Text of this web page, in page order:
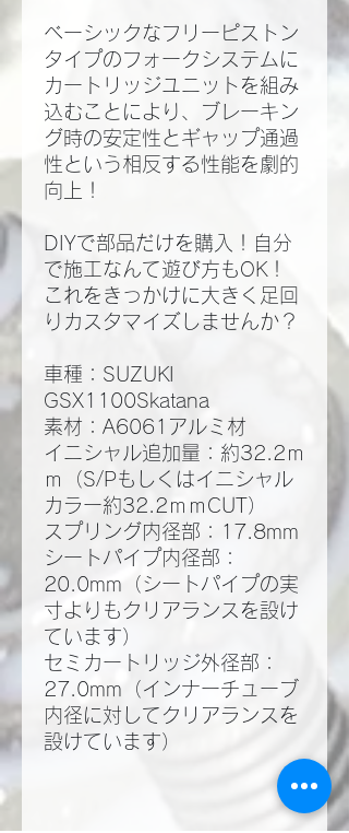
ベーシックなフリーピストン
タイプのフォークシステムに
カートリッジユニットを組み
込むことにより、ブレーキン
グ時の安定性とギャップ通過
性という相反する性能を劇的
向上！
DIYで部品だけを購入！自分
で施工なんて遊び方もOK！
これをきっかけに大きく足回
りカスタマイズしませんか？
車種：SUZUKI
GSX1100Skatana
素材：A6061アルミ材
イニシャル追加量：約32.2ｍ
ｍ（S/Pもしくはイニシャル
カラー約32.2ｍｍCUT）
スプリング内径部：17.8mm
シートパイプ内径部：
20.0mm（シートパイプの実
寸よりもクリアランスを設け
ています）
​セミカートリッジ外径部：
27.0mm（インナーチューブ
内径に対してクリアランスを
設けています）